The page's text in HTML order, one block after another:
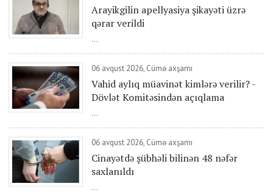
Arayikgilin apellyasiya şikayəti üzrə
qərar verildi
...
06 avqust 2026, Cümə axşamı
Vahid aylıq müavinət kimlərə verilir? -
Dövlət Komitəsindən açıqlama
...
06 avqust 2026, Cümə axşamı
Cinayətdə şübhəli bilinən 48 nəfər
saxlanıldı
...